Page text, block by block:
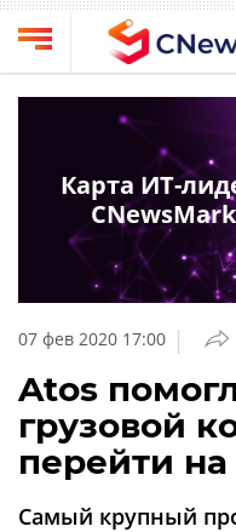
Выбрать
провайдера
Компании
обзоры
кабинет
О
проекте
CNews
Конференции
Техника
07 фев 2020 17:00 |
Atos
грузовой
перейти на
Самый крупный
Карта ИТ-